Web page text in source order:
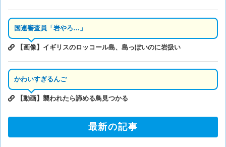
国連審査員「岩やろ…」
【画像】イギリスのロッコール島、島っぽいのに岩扱い
かわいすぎるんご
【動画】襲われたら諦める鳥見つかる
最新の記事